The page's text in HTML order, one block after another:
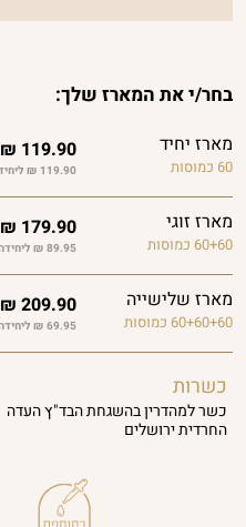
בחר/י את המארז שלך:
מארז יחיד
60 כמוסות
119.90
₪
119.90 ₪ ליחידה
מארז זוגי
60+60 כמוסות
179.90
₪
89.95 ₪ ליחידה
מארז שלישייה
60+60+60 כמוסות
209.90
₪
69.95 ₪ ליחידה
כשרות
כשר למהדרין בהשגחת הבד"ץ העדה
החרדית ירושלים